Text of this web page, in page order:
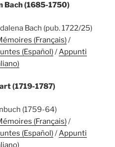
Bach (1685-1750)
Bach (pub. 1722/25)
(Français)/
(Español)/ Appunti
(1719-1787)
(1759-64)
(Français)/
(Español)/ Appunti